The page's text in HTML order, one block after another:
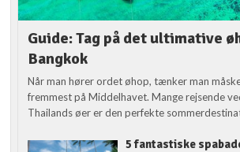
Guide: Tag på det ultimative
Bangkok
Når man hører ordet øhop, tænker man
fremmest på Middelhavet. Mange rejsende
Thailands øer er den perfekte
5 fantastiske